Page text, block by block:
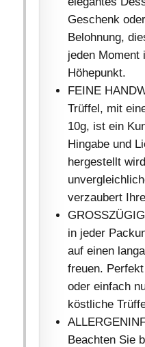
Geschenk
Belohnung,
jeden Moment
Höhepunkt.
FEINE
Trüffel, mit
10g, ist ein
Hingabe und
hergestellt
verzaubert
in jeder
auf einen
freuen.
oder einfach
köstliche
Beachten Sie